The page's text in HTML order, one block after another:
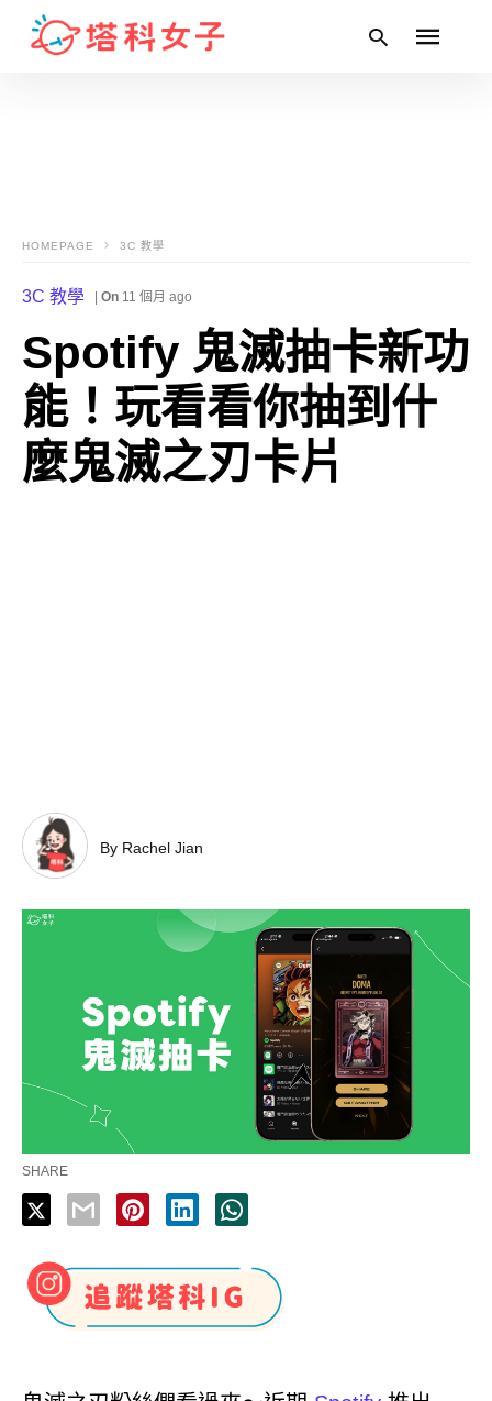
HOMEPAGE 3C 教學
3C 教學 | On 11 個月 ago
Spotify 鬼滅抽卡新功
能！玩看看你抽到什
麼鬼滅之刃卡片
By Rachel Jian
SHARE